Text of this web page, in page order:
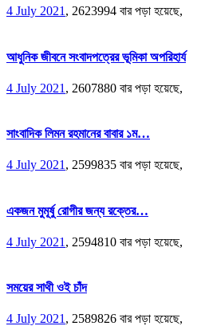
4 July 2021 , 2623994 বার পড়া হয়েছে,
আধুনিক জীবনে সংবাদপত্রের ভূমিকা অপরিহার্য
4 July 2021 , 2607880 বার পড়া হয়েছে,
সাংবাদিক লিমন রহমানের বাবার ১ম…
4 July 2021, 2599835 বার পড়া হয়েছে,
একজন মুমূর্ষু রোগীর জন্য রক্তের…
4 July 2021 , 2594810 বার পড়া হয়েছে,
সময়ের সাথী ওই চাঁদ
4 July 2021, 2589826 বার পড়া হয়েছে,